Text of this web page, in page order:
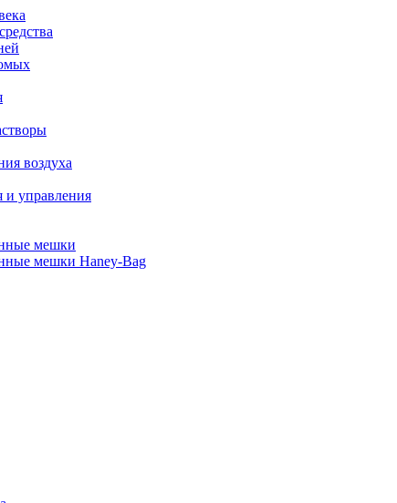
воздуха
и управления
мешки
мешки Haney-Bag